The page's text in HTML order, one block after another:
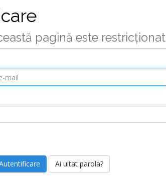
pagină este restricționat
Ai uitat parola?